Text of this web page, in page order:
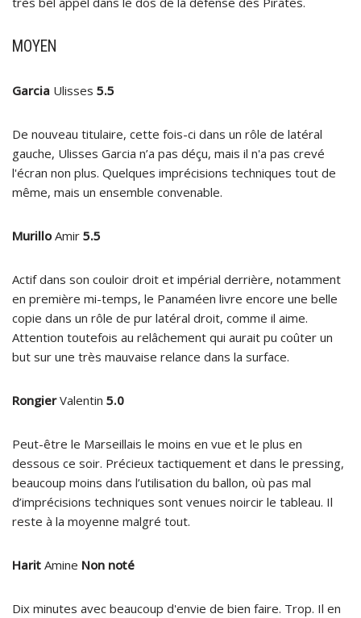
MOYEN
Garcia Ulisses 5.5
De nouveau titulaire, cette fois-ci dans un rôle de latéral
gauche, Ulisses Garcia n’a pas déçu, mais il n'a pas crevé
l'écran non plus. Quelques imprécisions techniques tout de
même, mais un ensemble convenable.
MurilloAmir 5.5
Actif dans son couloir droit et impérial derrière, notamment
en première mi-temps, le Panaméen livre encore une belle
copie dans un rôle de pur latéral droit, comme il aime.
Attention toutefois au relâchement qui aurait pu coûter un
but sur une très mauvaise relance dans la surface.
RongierValentin 5.0
Peut-être le Marseillais le moins en vue et le plus en
dessous ce soir. Précieux tactiquement et dans le pressing,
beaucoup moins dans l’utilisation du ballon, où pas mal
d’imprécisions techniques sont venues noircir le tableau. Il
reste à la moyenne malgré tout.
Harit Amine Non noté
Dix minutes avec beaucoup d'envie de bien faire. Trop. Il en